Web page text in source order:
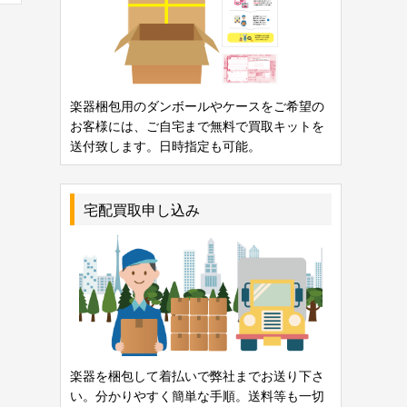
楽器梱包用のダンボールやケースをご希望の
お客様には、ご自宅まで無料で買取キットを
送付致します。日時指定も可能。
宅配買取申し込み
楽器を梱包して着払いで弊社までお送り下さ
い。分かりやすく簡単な手順。送料等も一切